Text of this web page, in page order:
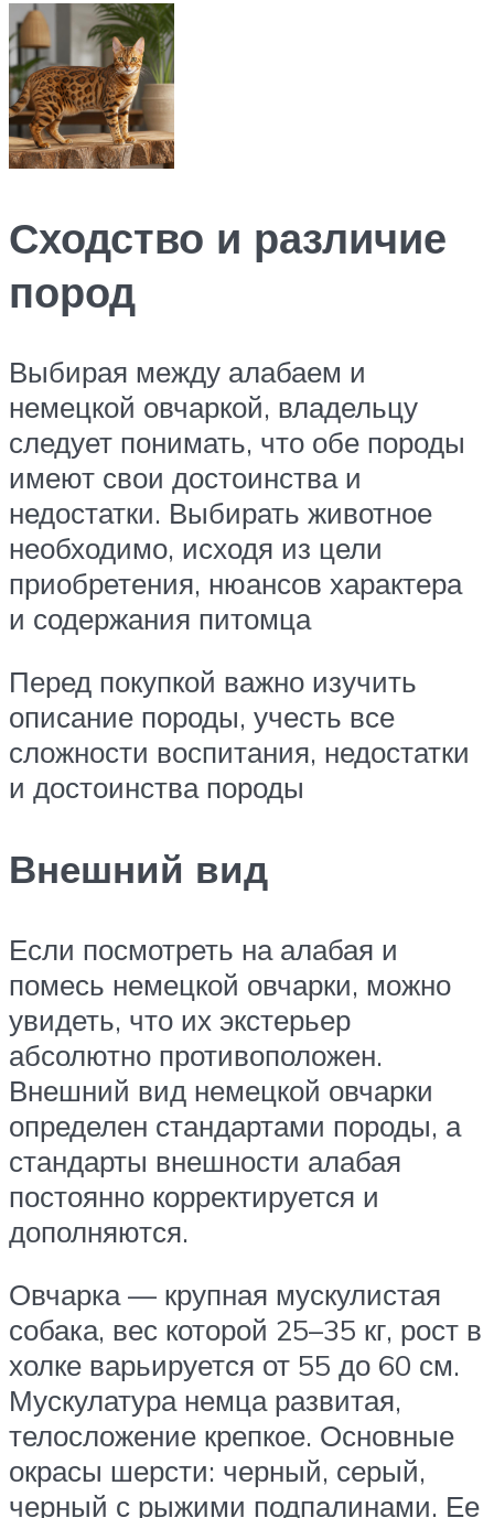
Сходство и различие
пород
Выбирая между алабаем и
немецкой овчаркой, владельцу
следует понимать, что обе породы
имеют свои достоинства и
недостатки. Выбирать животное
необходимо, исходя из цели
приобретения, нюансов характера
и содержания питомца
Перед покупкой важно изучить
описание породы, учесть все
сложности воспитания, недостатки
и достоинства породы
Внешний вид
Если посмотреть на алабая и
помесь немецкой овчарки, можно
увидеть, что их экстерьер
абсолютно противоположен.
Внешний вид немецкой овчарки
определен стандартами породы, а
стандарты внешности алабая
постоянно корректируется и
дополняются.
Овчарка — крупная мускулистая
собака, вес которой 25–35 кг, рост в
холке варьируется от 55 до 60 см.
Мускулатура немца развитая,
телосложение крепкое. Основные
окрасы шерсти: черный, серый,
черный с рыжими подпалинами. Ее